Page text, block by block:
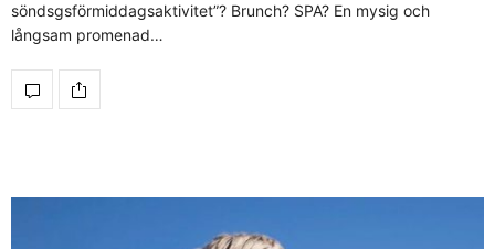
söndsgsförmiddagsaktivitet”? Brunch? SPA? En mysig och
långsam promenad…